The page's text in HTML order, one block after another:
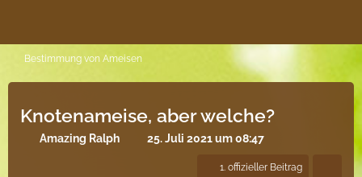
Bestimmung von Ameisen
Knotenameise, aber welche?
Amazing Ralph 25. Juli 2021 um 08:47
1. offizieller Beitrag